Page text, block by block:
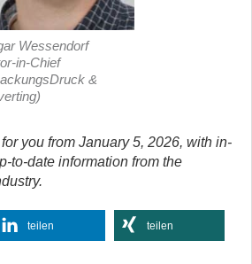
Wessendorf
in-Chief
&
you from January 5, 2026, with in-
to-date information from the
teilen teilen